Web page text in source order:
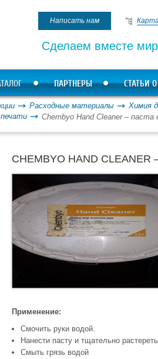
Сделаем вместе
Написать нам
ПАРТНЕРЫ СТАТЬИ
Расходные материалы
Химия
Chembyo Hand Cleaner – паста
CHEMBYO HAND
Применение:
Смочить руки водой.
Нанести пасту и тщательно
Смыть грязь водой